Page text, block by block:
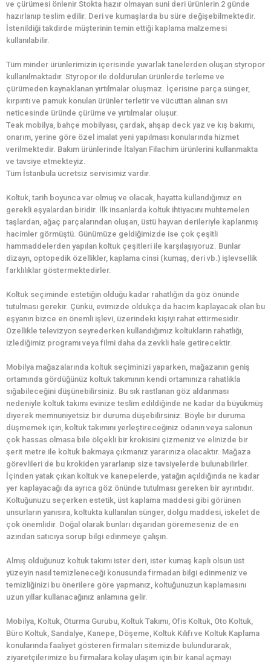
ve çürümesi önlenir Stokta hazır olmayan suni deri ürünlerin 2 günde
hazırlanıp teslim edilir. Deri ve kumaşlarda bu süre değişebilmektedir.
İstenildiği takdirde müşterinin temin ettiği kaplama malzemesi
kullanılabilir.
Tüm minder ürünlerimizin içerisinde yuvarlak tanelerden oluşan styropor
kullanılmaktadır. Styropor ile doldurulan ürünlerde terleme ve
çürümeden kaynaklanan yırtılmalar oluşmaz. İçerisine parça sünger,
kırpıntı ve pamuk konulan ürünler terletir ve vücuttan alınan sıvı
neticesinde üründe çürüme ve yırtılmalar oluşur.
Teak mobilya, bahçe mobilyası, çardak, ahşap deck yaz ve kış bakımı,
onarım, yerine göre özel imalat yeni yapılması konularında hizmet
verilmektedir. Bakım ürünlerinde İtalyan Filachim ürünlerini kullanmakta
ve tavsiye etmekteyiz.
Tüm İstanbula ücretsiz servisimiz vardır.
Koltuk, tarih boyunca var olmuş ve olacak, hayatta kullandığımız en
gerekli eşyalardan biridir. İlk insanlarda koltuk ihtiyacını muhtemelen
taşlardan, ağaç parçalarından oluşan, üstü hayvan derileriyle kaplanmış
hacimler görmüştü. Günümüze geldiğimizde ise çok çeşitli
hammaddelerden yapılan koltuk çeşitleri ile karşılaşıyoruz. Bunlar
dizayn, optopedik özellikler, kaplama cinsi (kumaş, deri vb.) işlevsellik
farklılıklar göstermektedirler.
Koltuk seçiminde estetiğin olduğu kadar rahatlığın da göz önünde
tutulması gerekir. Çünkü, evimizde oldukça da hacim kaplayacak olan bu
eşyanın bizce en önemli işlevi, üzerindeki kişiyi rahat ettirmesidir.
Özellikle televizyon seyrederken kullandığımız koltukların rahatlığı,
izlediğimiz programı veya filmi daha da zevkli hale getirecektir.
Mobilya mağazalarında koltuk seçiminizi yaparken, mağazanın geniş
ortamında gördüğünüz koltuk takımının kendi ortamınıza rahatlıkla
sığabileceğini düşünebilirsiniz. Bu sık rastlanan göz aldanması
nedeniyle koltuk takımı evinize teslim edildiğinde ne kadar da büyükmüş
diyerek memnuniyetsiz bir duruma düşebilirsiniz. Böyle bir duruma
düşmemek için, koltuk takımını yerleştireceğiniz odanın veya salonun
çok hassas olmasa bile ölçekli bir krokisini çizmeniz ve elinizde bir
şerit metre ile koltuk bakmaya çıkmanız yararınıza olacaktır. Mağaza
görevlileri de bu krokiden yararlanıp size tavsiyelerde bulunabilirler.
İçinden yatak çıkan koltuk ve kanepelerde, yatağın açıldığında ne kadar
yer kaplayacağı da ayrıca göz önünde tutulması gereken bir ayrıntıdır.
Koltuğunuzu seçerken estetik, üst kaplama maddesi gibi görünen
unsurların yanısıra, koltukta kullanılan sünger, dolgu maddesi, iskelet de
çok önemlidir. Doğal olarak bunları dışarıdan göremeseniz de en
azından satıcıya sorup bilgi edinmeye çalışın.
Almış olduğunuz koltuk takımı ister deri, ister kumaş kaplı olsun üst
yüzeyin nasıl temizleneceği konusunda firmadan bilgi edinmeniz ve
temizliğinizi bu önerilere göre yapmanız, koltuğunuzun kaplamasını
uzun yıllar kullanacağınız anlamına gelir.
Mobilya, Koltuk, Oturma Gurubu, Koltuk Takımı, Ofis Koltuk, Oto Koltuk,
Büro Koltuk, Sandalye, Kanepe, Döşeme, Koltuk Kılıfı ve Koltuk Kaplama
konularında faaliyet gösteren firmaları sitemizde bulundurarak,
ziyaretçilerimize bu firmalara kolay ulaşım için bir kanal açmayı